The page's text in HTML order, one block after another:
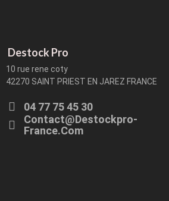
Destock Pro
10 rue rene coty
42270 SAINT PRIEST EN JAREZ FRANCE
04 77 75 45 30
Contact@destockpro-
France.com